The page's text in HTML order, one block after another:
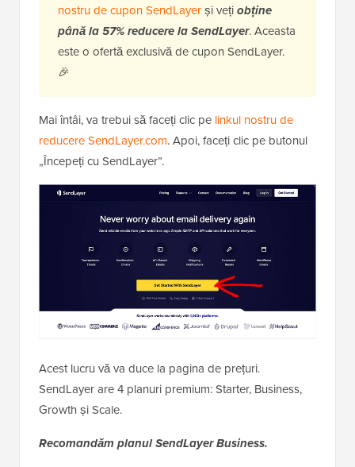
nostru de cupon SendLayerși vețiobține
până la 57% reducere la SendLayer. Aceasta
este o ofertă exclusivă de cupon SendLayer.
🎉
Mai întâi, va trebui să faceți clic pe linkul nostru de
reducere SendLayer.com. Apoi, faceți clic pe butonul
„Începeți cu SendLayer”.
Acest lucru vă va duce la pagina de prețuri.
SendLayer are 4 planuri premium: Starter, Business,
Growth și Scale.
Recomandăm planul SendLayer Business.